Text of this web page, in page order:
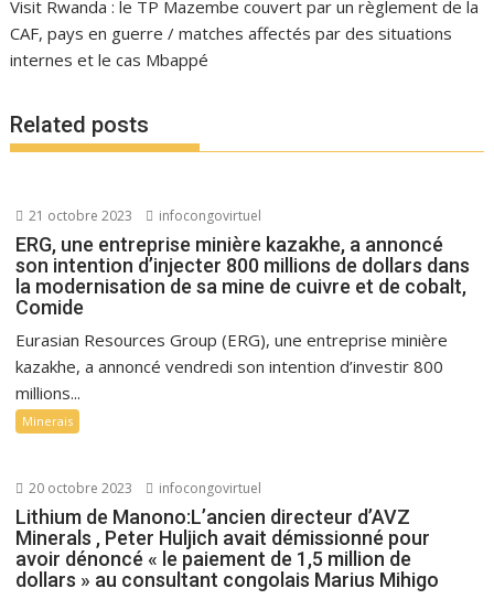
Visit Rwanda : le TP Mazembe couvert par un règlement de la
CAF, pays en guerre / matches affectés par des situations
internes et le cas Mbappé
Related posts
21 octobre 2023 infocongovirtuel
ERG, une entreprise minière kazakhe, a annoncé
son intention d’injecter 800 millions de dollars dans
la modernisation de sa mine de cuivre et de cobalt,
Comide
Eurasian Resources Group (ERG), une entreprise minière
kazakhe, a annoncé vendredi son intention d’investir 800
millions...
Minerais
20 octobre 2023 infocongovirtuel
Lithium de Manono:L’ancien directeur d’AVZ
Minerals , Peter Huljich avait démissionné pour
avoir dénoncé « le paiement de 1,5 million de
dollars » au consultant congolais Marius Mihigo